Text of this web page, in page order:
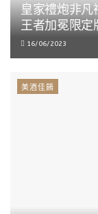
皇家禮炮非凡
王者加冕限定
16/06/2023
美酒佳餚